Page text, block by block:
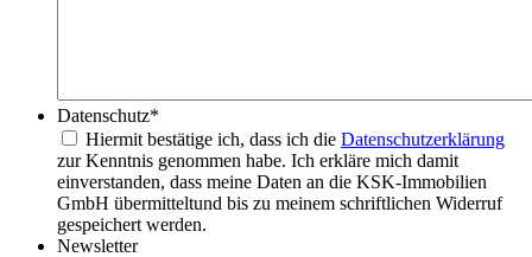
Datenschutz*
Hiermit bestätige ich, dass ich die Datenschutzerklärung
zur Kenntnis genommen habe. Ich erkläre mich damit
einverstanden, dass meine Daten an die KSK-Immobilien
GmbH übermitteltund bis zu meinem schriftlichen Widerruf
gespeichert werden.
Newsletter